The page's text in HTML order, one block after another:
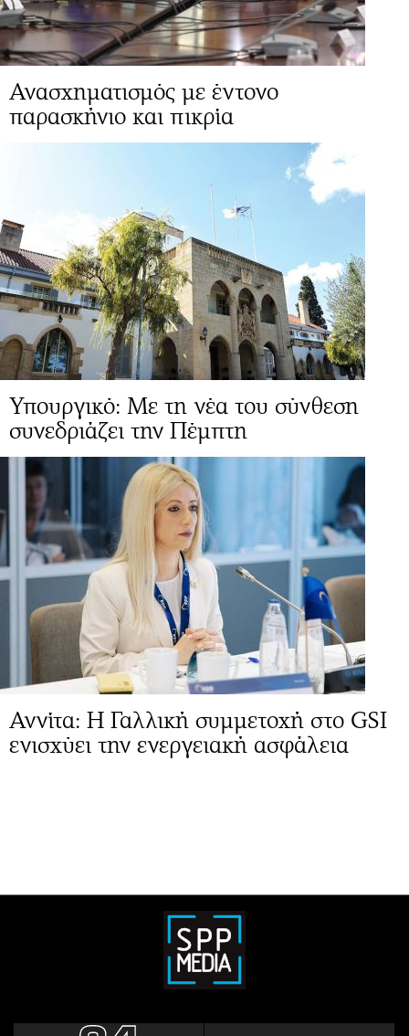
Ανασχηματισμός με έντονο
παρασκήνιο και πικρία
Υπουργικό: Με τη νέα του σύνθεση
συνεδριάζει την Πέμπτη
Αννίτα: Η Γαλλική συμμετοχή στο GSI
ενισχύει την ενεργειακή ασφάλεια